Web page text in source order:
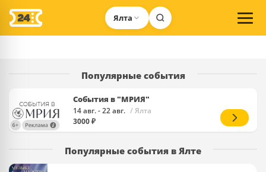
Ялта
Популярные события
События в "МРИЯ"
14 авг. - 22 авг. / Ялта
3000 ₽
Популярные события в Ялте